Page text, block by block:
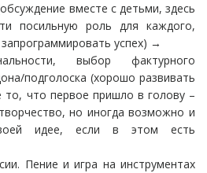
вместе с детьми, здесь
посильную роль для каждого,
успех) →
выбор фактурного
подголоска (хорошо развивать
что первое пришло в голову –
но иногда возможно и
идее, если в этом есть
Пение и игра на инструментах